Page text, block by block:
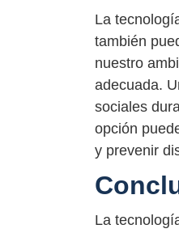
La
también
nuestro
adecuada.
sociales
opción
y prevenir
La